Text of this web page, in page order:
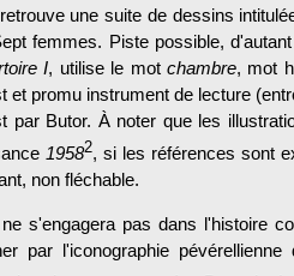
une suite de dessins
femmes. Piste possible,
I, utilise le mot chambre, mot
et promu instrument de lecture
par Butor. À noter que les
19582, si les références sont
non fléchable.
s'engagera pas dans l'histoire
par l'iconographie